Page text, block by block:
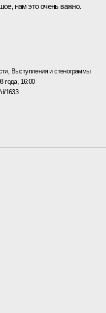
нам это очень важно.
, Выступления и стенограммы
года, 16:00
1633